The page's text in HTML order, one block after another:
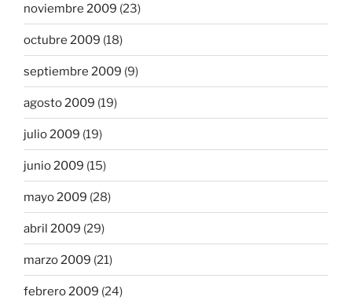
noviembre 2009 (23)
octubre 2009 (18)
septiembre 2009 (9)
agosto 2009 (19)
julio 2009 (19)
junio 2009 (15)
mayo 2009 (28)
abril 2009 (29)
marzo 2009 (21)
febrero 2009 (24)